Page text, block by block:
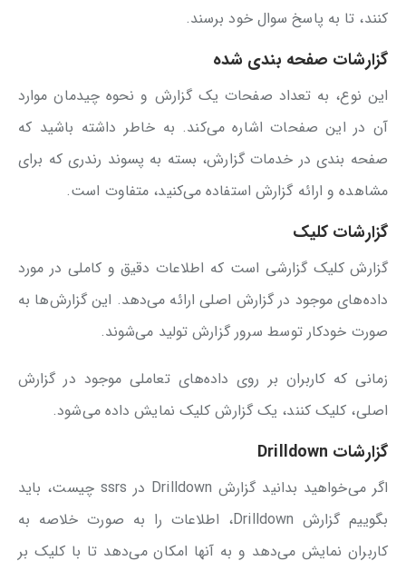
کنند، تا به پاسخ سوال خود برسند.
گزارشات صفحه بندی شده
این نوع، به تعداد صفحات یک گزارش و نحوه چیدمان موارد
آن در این صفحات اشاره می‌کند. به خاطر داشته باشید که
صفحه بندی در خدمات گزارش، بسته به پسوند رندری که برای
مشاهده و ارائه گزارش استفاده می‌کنید، متفاوت است.
گزارشات کلیک
گزارش کلیک گزارشی است که اطلاعات دقیق و کاملی در مورد
داده‌های موجود در گزارش اصلی ارائه می‌دهد. این گزارش‌ها به
صورت خودکار توسط سرور گزارش تولید می‌شوند.
زمانی که کاربران بر روی داده‌های تعاملی موجود در گزارش
اصلی، کلیک کنند، یک گزارش کلیک نمایش داده می‌شود.
گزارشات Drilldown
اگر می‌خواهید بدانید گزارش Drilldown در ssrs چیست، باید
بگوییم گزارش Drilldown، اطلاعات را به صورت خلاصه به
کاربران نمایش می‌دهد و به آنها امکان می‌دهد تا با کلیک بر